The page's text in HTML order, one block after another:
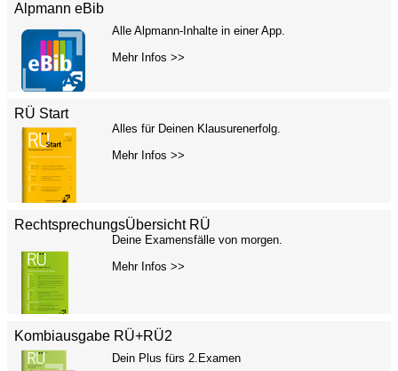
Alpmann eBib
Alle Alpmann-Inhalte in einer App.
Mehr Infos >>
RÜ Start
Alles für Deinen Klausurenerfolg.
Mehr Infos >>
RechtsprechungsÜbersicht RÜ
Deine Examensfälle von morgen.
Mehr Infos >>
Kombiausgabe RÜ+RÜ2
Dein Plus fürs 2.Examen